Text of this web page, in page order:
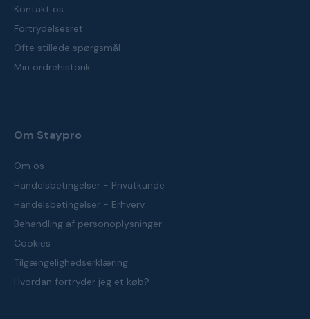
Kontakt os
Fortrydelsesret
Ofte stillede spørgsmål
Min ordrehistorik
Om Staypro
Om os
Handelsbetingelser - Privatkunde
Handelsbetingelser - Erhverv
Behandling af personoplysninger
Cookies
Tilgængelighedserklæring
Hvordan fortryder jeg et køb?